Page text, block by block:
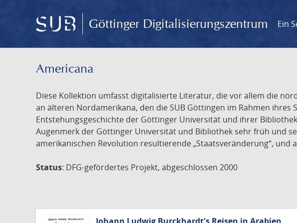
Göttinger Digitalisierungszentrum Ein
Americana
Diese Kollektion umfasst digitalisierte Literatur, die vor allem die
an älteren Nordamerikana, den die SUB Göttingen im Rahmen
Entstehungsgeschichte der Göttinger Universität und ihrer
Augenmerk der Göttinger Universität und Bibliothek sehr früh und
amerikanischen Revolution resultierende „Staatsveränderung“,
Status: DFG-gefördertes Projekt, abgeschlossen 2000